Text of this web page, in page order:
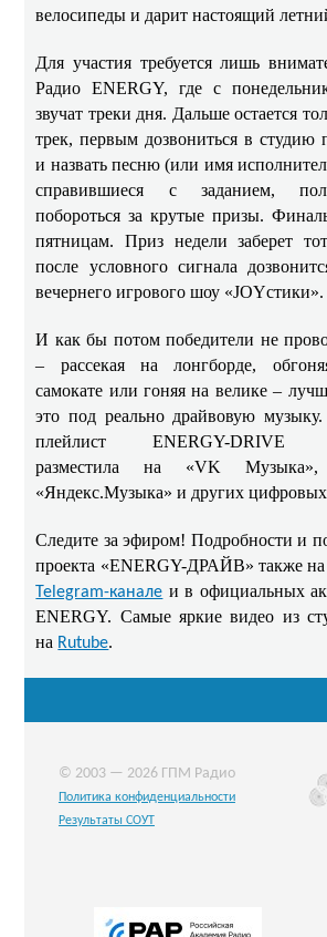
велосипеды и дарит настоящий
Для участия требуется лишь
Радио ENERGY, где с
звучат треки дня. Дальше остается
трек, первым дозвониться в студию
и назвать песню (или имя
справившиеся с заданием,
побороться за крутые призы.
пятницам. Приз недели заберет
после условного сигнала
вечернего игрового шоу «JOYстики».
И как бы потом победители не
– рассекая на лонгборде,
самокате или гоняя на велике –
это под реально драйвовую
плейлист ENERGY-DRIVE
разместила на «VK Музыка»,
«Яндекс.Музыка» и других
Следите за эфиром! Подробности и
проекта «ENERGY-ДРАЙВ» также
Telegram-канале и в официальных
ENERGY. Самые яркие видео из
на Rutube.
© 2003 — 2026 ГПМ Радио
Политика конфиденциальности
Результаты СОУТ